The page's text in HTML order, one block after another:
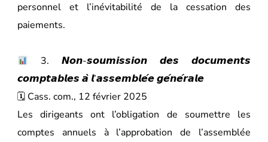
personnel et l’inévitabilité de la cessation des
paiements.
3. 𝙉𝙤𝙣-𝙨𝙤𝙪𝙢𝙞𝙨𝙨𝙞𝙤𝙣 𝙙𝙚𝙨 𝙙𝙤𝙘𝙪𝙢𝙚𝙣𝙩𝙨
𝙘𝙤𝙢𝙥𝙩𝙖𝙗𝙡𝙚𝙨 𝙖̀ 𝙡’𝙖𝙨𝙨𝙚𝙢𝙗𝙡𝙚́𝙚 𝙜𝙚́𝙣𝙚́𝙧𝙖𝙡𝙚
🗓 Cass. com., 12 février 2025
Les dirigeants ont l’obligation de soumettre les
comptes annuels à l’approbation de l’assemblée